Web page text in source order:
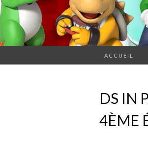
ACCUEIL
DS IN
4ÈME